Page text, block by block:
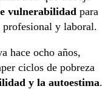
vulnerabilidad para
profesional y laboral.
hace ocho años,
ciclos de pobreza
y la autoestima.